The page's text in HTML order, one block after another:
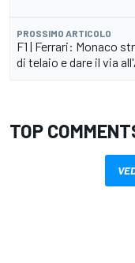
PROSSIMO ARTICOLO
F1 | Ferrari: Monaco
di telaio e dare il via
TOP